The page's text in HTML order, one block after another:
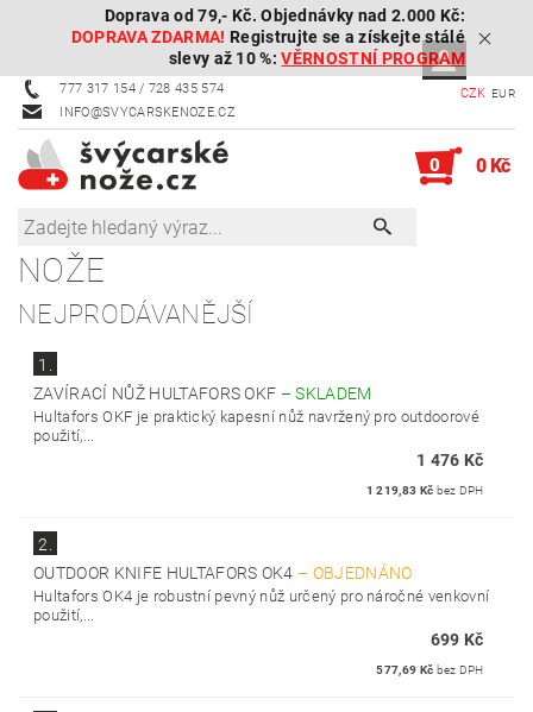
Doprava od 79,- Kč. Objednávky nad 2.000 Kč:
DOPRAVA ZDARMA! Registrujte se a získejte stálé
slevy až 10 %:VĚRNOSTNÍ PROGRAM
777 317 154 / 728 435 574
INFO@SVYCARSKENOZE.CZ
CZK EUR
0 0 Kč
NOŽE
NEJPRODÁVANĚJŠÍ
1.
ZAVÍRACÍ NŮŽ HULTAFORS OKF –SKLADEM
Hultafors OKF je praktický kapesní nůž navržený pro outdoorové
použití,...
1 476 Kč
1 219,83 Kč bez DPH
2.
OUTDOOR KNIFE HULTAFORS OK4 – OBJEDNÁNO
Hultafors OK4 je robustní pevný nůž určený pro náročné venkovní
použití,...
699 Kč
577,69 Kč bez DPH